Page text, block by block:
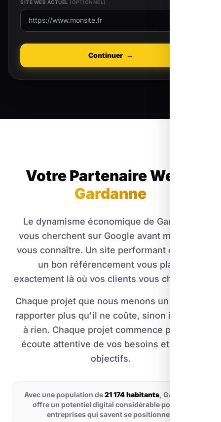
SITE WEB ACTUEL (OPTIONNEL)
Continuer →
Votre Partenaire Web
Gardanne
Le dynamisme économique de Gardanne
vous cherchent sur Google avant même de
vous connaître. Un site performant couplé à
un bon référencement vous place
exactement là où vos clients vous cherchent.
Chaque projet que nous menons un site doit
rapporter plus qu'il ne coûte, sinon il ne sert
à rien. Chaque projet commence par une
écoute attentive de vos besoins et de vos
objectifs.
Avec une population de21 174 habitants, Gardanne
offre un potentiel digital considérable pour les
entreprises qui savent se positionner.